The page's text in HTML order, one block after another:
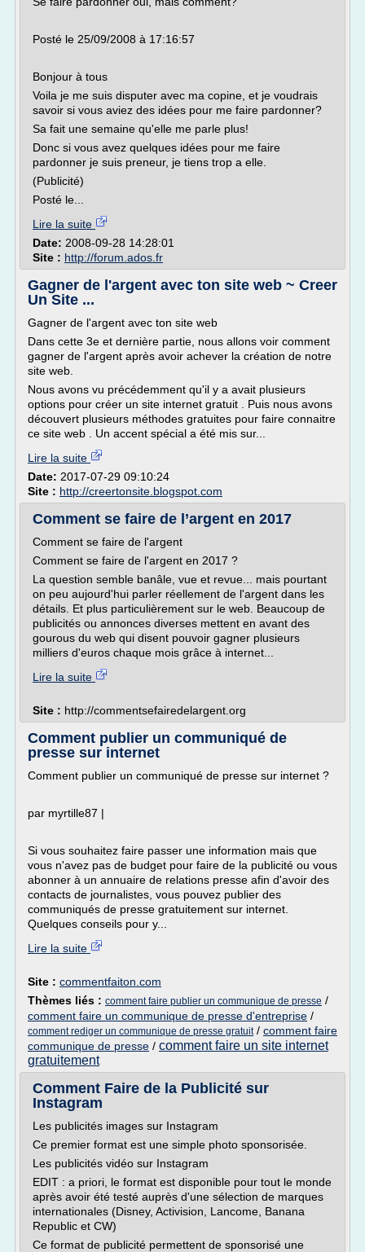
Posté le 25/09/2008 à 17:16:57
Bonjour à tous
Voila je me suis disputer avec ma copine, et je voudrais
savoir si vous aviez des idées pour me faire pardonner?
Sa fait une semaine qu'elle me parle plus!
Donc si vous avez quelques idées pour me faire
pardonner je suis preneur, je tiens trop a elle.
(Publicité)
Posté le...
Lire la suite
Date: 2008-09-28 14:28:01
Site : http://forum.ados.fr
Gagner de l'argent avec ton site web ~ Creer
Un Site ...
Gagner de l'argent avec ton site web
Dans cette 3e et dernière partie, nous allons voir comment
gagner de l'argent après avoir achever la création de notre
site web.
Nous avons vu précédemment qu'il y a avait plusieurs
options pour créer un site internet gratuit . Puis nous avons
découvert plusieurs méthodes gratuites pour faire connaitre
ce site web . Un accent spécial a été mis sur...
Lire la suite
Date: 2017-07-29 09:10:24
Site : http://creertonsite.blogspot.com
Comment se faire de l’argent en 2017
Comment se faire de l'argent
Comment se faire de l'argent en 2017 ?
La question semble banâle, vue et revue... mais pourtant
on peu aujourd'hui parler réellement de l'argent dans les
détails. Et plus particulièrement sur le web. Beaucoup de
publicités ou annonces diverses mettent en avant des
gourous du web qui disent pouvoir gagner plusieurs
milliers d'euros chaque mois grâce à internet...
Lire la suite
Site : http://commentsefairedelargent.org
Comment publier un communiqué de
presse sur internet
Comment publier un communiqué de presse sur internet ?
par myrtille87 |
Si vous souhaitez faire passer une information mais que
vous n'avez pas de budget pour faire de la publicité ou vous
abonner à un annuaire de relations presse afin d'avoir des
contacts de journalistes, vous pouvez publier des
communiqués de presse gratuitement sur internet.
Quelques conseils pour y...
Lire la suite
Site : commentfaiton.com
Thèmes liés : comment faire publier un communique de presse /
comment faire un communique de presse d'entreprise /
comment rediger un communique de presse gratuit/ comment faire
communique de presse / comment faire un site internet
gratuitement
Comment Faire de la Publicité sur
Instagram
Les publicités images sur Instagram
Ce premier format est une simple photo sponsorisée.
Les publicités vidéo sur Instagram
EDIT : a priori, le format est disponible pour tout le monde
après avoir été testé auprès d'une sélection de marques
internationales (Disney, Activision, Lancome, Banana
Republic et CW)
Ce format de publicité permettent de sponsorisé une